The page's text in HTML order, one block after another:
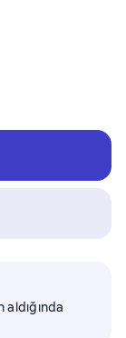
aldığında